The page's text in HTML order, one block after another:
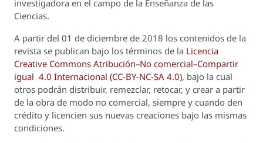
investigadora en el campo de la Enseñanza de las
Ciencias.
A partir del 01 de diciembre de 2018 los contenidos de la
revista se publican bajo los términos de la Licencia
Creative Commons Atribución–No comercial–Compartir
igual 4.0 Internacional (CC-BY-NC-SA 4.0), bajo la cual
otros podrán distribuir, remezclar, retocar, y crear a partir
de la obra de modo no comercial, siempre y cuando den
crédito y licencien sus nuevas creaciones bajo las mismas
condiciones.